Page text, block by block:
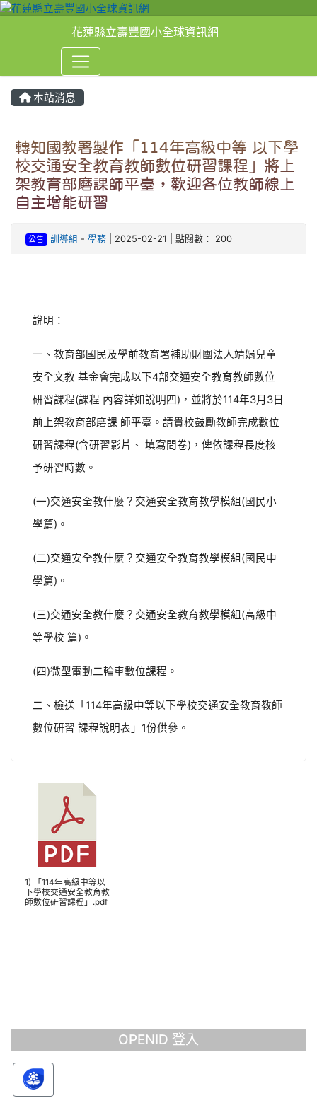
花蓮縣立壽豐國小全球資訊網
本站消息
轉知國教署製作「114年高級中等 以下學
校交通安全教育教師數位研習課程」將上
架教育部磨課師平臺，歡迎各位教師線上
自主增能研習
公告 訓導組 - 學務| 2025-02-21 | 點閱數： 200
說明：
一、教育部國民及學前教育署補助財團法人靖娟兒童
安全文教 基金會完成以下4部交通安全教育教師數位
研習課程(課程 內容詳如說明四)，並將於114年3月3日
前上架教育部磨課 師平臺。請貴校鼓勵教師完成數位
研習課程(含研習影片、 填寫問卷)，俾依課程長度核
予研習時數。
(一)交通安全教什麼？交通安全教育教學模組(國民小
學篇)。
(二)交通安全教什麼？交通安全教育教學模組(國民中
學篇)。
(三)交通安全教什麼？交通安全教育教學模組(高級中
等學校 篇)。
(四)微型電動二輪車數位課程。
二、檢送「114年高級中等以下學校交通安全教育教師
數位研習 課程說明表」1份供參。
1) 「114年高級中等以
下學校交通安全教育教
師數位研習課程」.pdf
OPENID 登入